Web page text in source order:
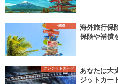
保険
海外旅行保
保険や補償
クレジットカード
あなたは大
ジットカー